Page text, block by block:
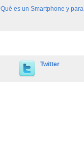
Qué es un Smartphone y para
Twitter